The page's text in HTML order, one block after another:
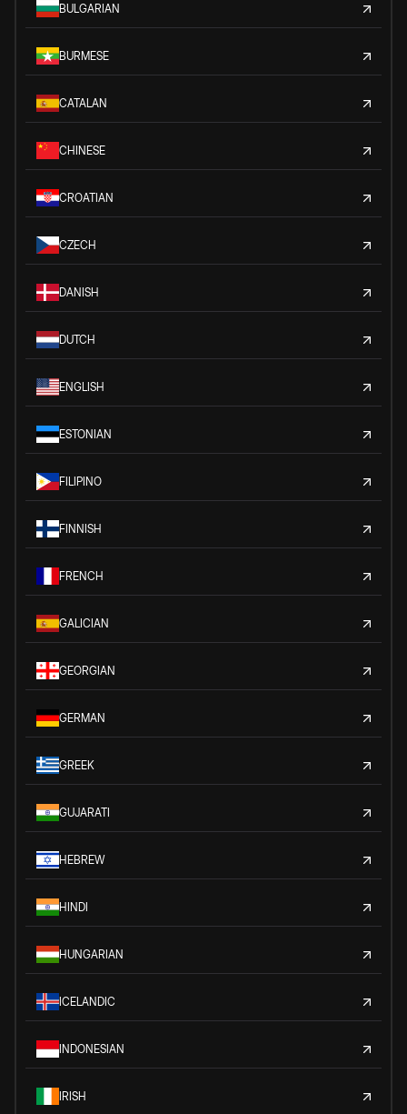
BULGARIAN
BURMESE
CATALAN
CHINESE
CROATIAN
CZECH
DANISH
DUTCH
ENGLISH
ESTONIAN
FILIPINO
FINNISH
FRENCH
GALICIAN
GEORGIAN
GERMAN
GREEK
GUJARATI
HEBREW
HINDI
HUNGARIAN
ICELANDIC
INDONESIAN
IRISH